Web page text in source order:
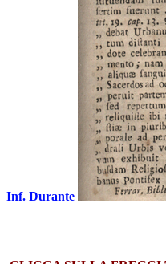
Inf. Durante